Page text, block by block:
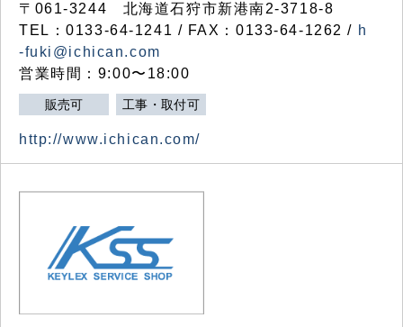
〒061-3244 北海道石狩市新港南2-3718-8
TEL：0133-64-1241 / FAX：0133-64-1262 / h
-fuki@ichican.com
営業時間：9:00〜18:00
販売可 工事・取付可
http://www.ichican.com/